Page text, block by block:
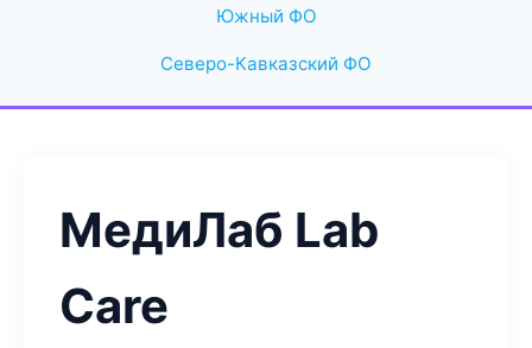
Южный ФО
Северо-Кавказский ФО
МедиЛаб Lab
Care